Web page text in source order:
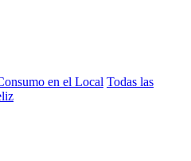
en el Local Todas las